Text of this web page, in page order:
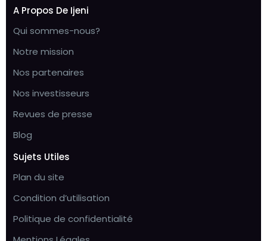
A Propos De Ijeni
Qui sommes-nous?
Notre mission
Nos partenaires
Nos investisseurs
Revues de presse
Blog
Sujets Utiles
Plan du site
Condition d’utilisation
Politique de confidentialité